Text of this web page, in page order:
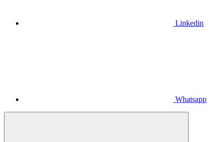
Linkedin
Whatsapp